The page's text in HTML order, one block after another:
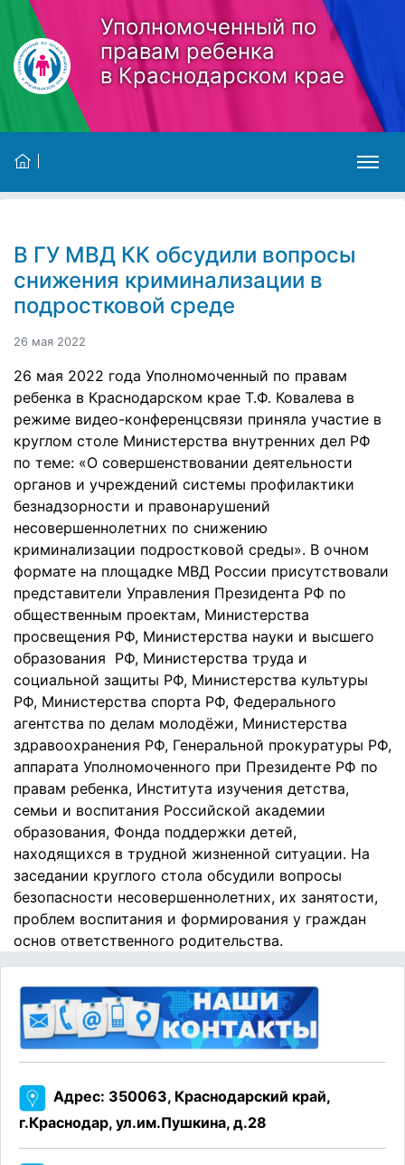
Skip to main content
Уполномоченный по
правам ребенка
в Краснодарском крае
В ГУ МВД КК обсудили вопросы
снижения криминализации в
подростковой среде
26 мая 2022
26 мая 2022 года Уполномоченный по правам
ребенка в Краснодарском крае Т.Ф. Ковалева в
режиме видео-конференцсвязи приняла участие в
круглом столе Министерства внутренних дел РФ
по теме: «О совершенствовании деятельности
органов и учреждений системы профилактики
безнадзорности и правонарушений
несовершеннолетних по снижению
криминализации подростковой среды». В очном
формате на площадке МВД России присутствовали
представители Управления Президента РФ по
общественным проектам, Министерства
просвещения РФ, Министерства науки и высшего
образования РФ, Министерства труда и
социальной защиты РФ, Министерства культуры
РФ, Министерства спорта РФ, Федерального
агентства по делам молодёжи, Министерства
здравоохранения РФ, Генеральной прокуратуры РФ,
аппарата Уполномоченного при Президенте РФ по
правам ребенка, Института изучения детства,
семьи и воспитания Российской академии
образования, Фонда поддержки детей,
находящихся в трудной жизненной ситуации. На
заседании круглого стола обсудили вопросы
безопасности несовершеннолетних, их занятости,
проблем воспитания и формирования у граждан
основ ответственного родительства.
Адрес: 350063, Краснодарский край,
г.Краснодар, ул.им.Пушкина, д.28